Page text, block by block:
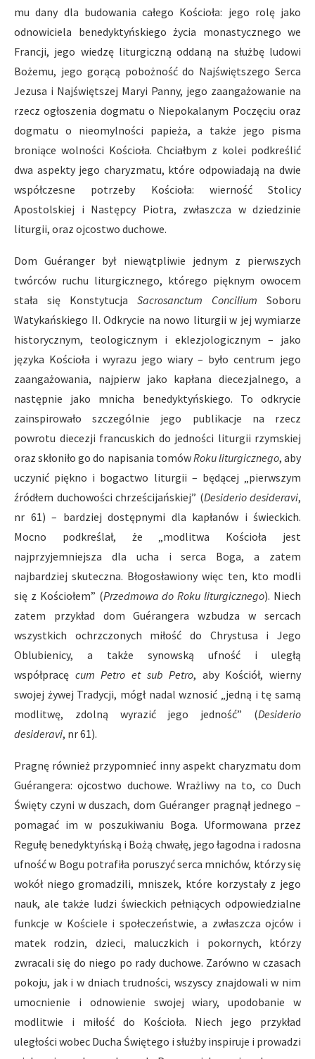
mu dany dla budowania całego Kościoła: jego rolę jako
odnowiciela benedyktyńskiego życia monastycznego we
Francji, jego wiedzę liturgiczną oddaną na służbę ludowi
Bożemu, jego gorącą pobożność do Najświętszego Serca
Jezusa i Najświętszej Maryi Panny, jego zaangażowanie na
rzecz ogłoszenia dogmatu o Niepokalanym Poczęciu oraz
dogmatu o nieomylności papieża, a także jego pisma
broniące wolności Kościoła. Chciałbym z kolei podkreślić
dwa aspekty jego charyzmatu, które odpowiadają na dwie
współczesne potrzeby Kościoła: wierność Stolicy
Apostolskiej i Następcy Piotra, zwłaszcza w dziedzinie
liturgii, oraz ojcostwo duchowe.
Dom Guéranger był niewątpliwie jednym z pierwszych
twórców ruchu liturgicznego, którego pięknym owocem
stała się Konstytucja Sacrosanctum Concilium Soboru
Watykańskiego II. Odkrycie na nowo liturgii w jej wymiarze
historycznym, teologicznym i eklezjologicznym – jako
języka Kościoła i wyrazu jego wiary – było centrum jego
zaangażowania, najpierw jako kapłana diecezjalnego, a
następnie jako mnicha benedyktyńskiego. To odkrycie
zainspirowało szczególnie jego publikacje na rzecz
powrotu diecezji francuskich do jedności liturgii rzymskiej
oraz skłoniło go do napisania tomówRoku liturgicznego, aby
uczynić piękno i bogactwo liturgii – będącej „pierwszym
źródłem duchowości chrześcijańskiej” (Desiderio desideravi,
nr 61) – bardziej dostępnymi dla kapłanów i świeckich.
Mocno podkreślał, że „modlitwa Kościoła jest
najprzyjemniejsza dla ucha i serca Boga, a zatem
najbardziej skuteczna. Błogosławiony więc ten, kto modli
się z Kościołem” (Przedmowa do Roku liturgicznego). Niech
zatem przykład dom Guérangera wzbudza w sercach
wszystkich ochrzczonych miłość do Chrystusa i Jego
Oblubienicy, a także synowską ufność i uległą
współpracę cum Petro et sub Petro, aby Kościół, wierny
swojej żywej Tradycji, mógł nadal wznosić „jedną i tę samą
modlitwę, zdolną wyrazić jego jedność” (Desiderio
desideravi, nr 61).
Pragnę również przypomnieć inny aspekt charyzmatu dom
Guérangera: ojcostwo duchowe. Wrażliwy na to, co Duch
Święty czyni w duszach, dom Guéranger pragnął jednego –
pomagać im w poszukiwaniu Boga. Uformowana przez
Regułę benedyktyńską i Bożą chwałę, jego łagodna i radosna
ufność w Bogu potrafiła poruszyć serca mnichów, którzy się
wokół niego gromadzili, mniszek, które korzystały z jego
nauk, ale także ludzi świeckich pełniących odpowiedzialne
funkcje w Kościele i społeczeństwie, a zwłaszcza ojców i
matek rodzin, dzieci, maluczkich i pokornych, którzy
zwracali się do niego po rady duchowe. Zarówno w czasach
pokoju, jak i w dniach trudności, wszyscy znajdowali w nim
umocnienie i odnowienie swojej wiary, upodobanie w
modlitwie i miłość do Kościoła. Niech jego przykład
uległości wobec Ducha Świętego i służby inspiruje i prowadzi